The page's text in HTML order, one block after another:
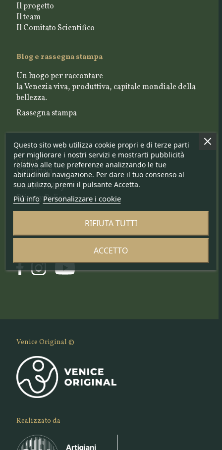
Il progetto
Il team
Il Comitato Scientifico
Blog e rassegna stampa
Un luogo per raccontare
la Venezia viva, produttiva, capitale mondiale della
bellezza.
Rassegna stampa
Utility
Contattaci
Cookie Policy
Privacy Policy
Venice Original ©
Realizzato da
Questo sito web utilizza cookie propri e di terze parti
per migliorare i nostri servizi e mostrarti pubblicità
relativa alle tue preferenze analizzando le tue
abitudinidi navigazione. Per dare il tuo consenso al
suo utilizzo, premi il pulsante Accetta.
Piú info Personalizzare i cookie
RIFIUTA TUTTI
ACCETTO